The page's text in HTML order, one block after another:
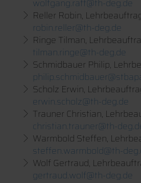
wolfgang.raff@th-deg.de
Reller Robin,
robin.reller@th-deg.de
Ringe Tilman,
tilman.ringe@th-deg.de
Schmidbauer Philip,
Scholz Erwin,
erwin.scholz@th-deg.de
Trauner Christian,
christian.trauner@th-
Warmbold Steffen,
steffen.warmbold@th-
Wolf Gertraud,
gertraud.wolf@th-deg.de